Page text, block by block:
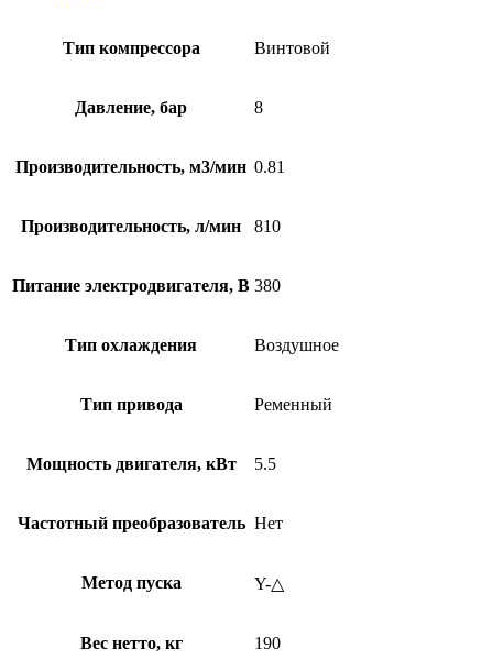
Тип компрессора Винтовой
Давление, бар 8
Производительность, м3/мин 0.81
Производительность, л/мин 810
Питание электродвигателя, В 380
Тип охлаждения Воздушное
Тип привода Ременный
Мощность двигателя, кВт 5.5
Частотный преобразователь Нет
Метод пуска Y-△
Вес нетто, кг 190